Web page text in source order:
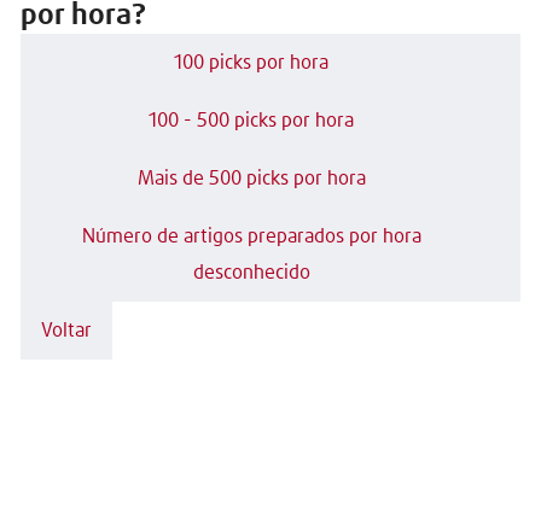
por hora?
100 picks por hora
100 - 500 picks por hora
Mais de 500 picks por hora
Número de artigos preparados por hora
desconhecido
Voltar